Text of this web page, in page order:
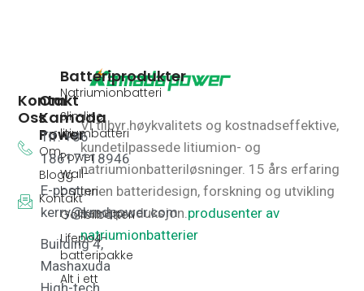
Vi tilbyr høykvalitets og kostnadseffektive,
kundetilpassede litiumion- og
natriumionbatteriløsninger. 15 års erfaring
innen batteridesign, forskning og utvikling
samt produksjon. produsenter av
natriumionbatterier
Batteriprodukter
Natriumionbatteri
Slimline
litiumbatteri
Power
Wall-
batteri
Golfbilbatteri
Lifepo4-
batteripakke
Alt i ett
Om
Kamada
Power
Om
Blogg
Kontakt
Kontakt
Oss
Tlf: +86
18617118946
E-post:
kerry@kmdpower.com
Building 4,
Mashaxuda